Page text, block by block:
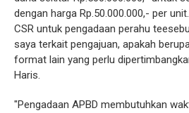
dengan harga Rp.50.000.000,- per
CSR untuk pengadaan perahu
saya terkait pengajuan, apakah
format lain yang perlu
Haris.
"Pengadaan APBD membutuhkan